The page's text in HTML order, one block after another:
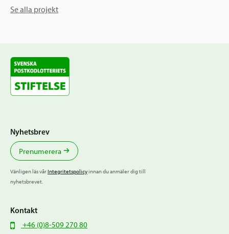
Se alla projekt
Nyhetsbrev
Prenumerera
Vänligen läs vårIntegritetspolicyinnan du anmäler dig till
nyhetsbrevet.
Kontakt
+46 (0)8-509 270 80